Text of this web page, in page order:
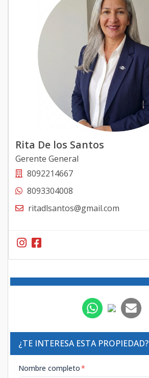
Rita De los Santos
Gerente General
8092214667
8093304008
ritadlsantos@gmail.com
¿TE INTERESA ESTA PROPIEDAD?
Nombre completo*